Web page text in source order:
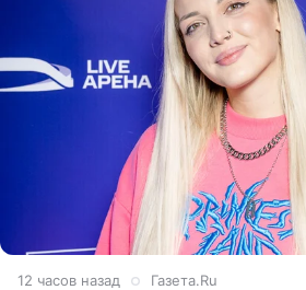
12 часов назад Газета.Ru